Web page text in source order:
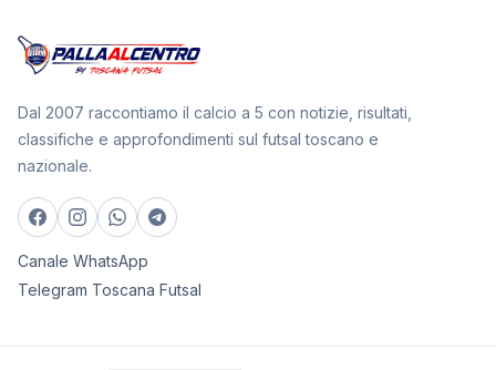
Dal 2007 raccontiamo il calcio a 5 con notizie, risultati,
classifiche e approfondimenti sul futsal toscano e
nazionale.
Canale WhatsApp
Telegram Toscana Futsal